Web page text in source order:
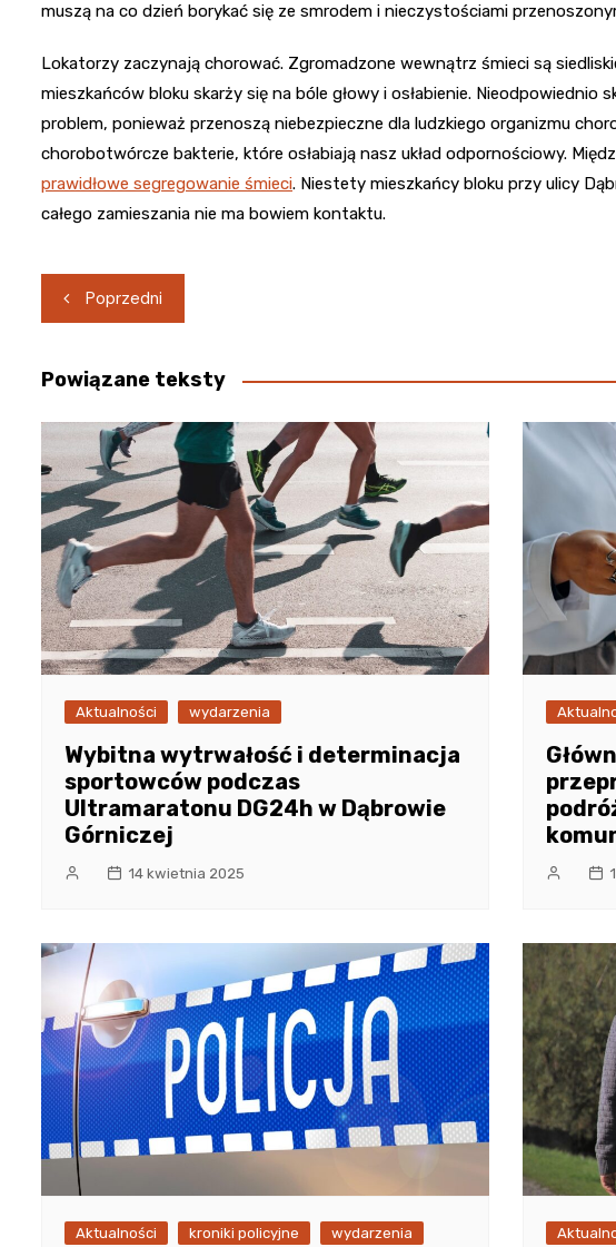
muszą na co dzień borykać się ze smrodem i nieczystościami
Lokatorzy zaczynają chorować. Zgromadzone wewnątrz śmieci są
mieszkańców bloku skarży się na bóle głowy i osłabienie. Nieodpowiednio
problem, ponieważ przenoszą niebezpieczne dla ludzkiego organizmu
chorobotwórcze bakterie, które osłabiają nasz układ odpornościowy.
prawidłowe segregowanie śmieci. Niestety mieszkańcy bloku przy ulicy
całego zamieszania nie ma bowiem kontaktu.
Nawigacja
wpisu
Poprzedni
Powiązane teksty
Aktualności wydarzenia
Wybitna wytrwałość i determinacja
sportowców podczas
Ultramaratonu DG24h w Dąbrowie
Górniczej
14 kwietnia 2025
Aktualności kroniki policyjne wydarzenia